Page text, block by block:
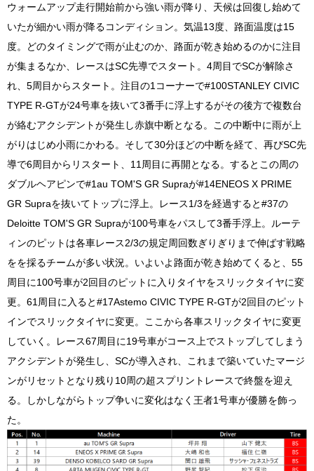
ウォームアップ走行開始前から強い雨が降り、天候は回復し始めて
いたが細かい雨が降るコンディション。気温13度、路面温度は15
度。どのタイミングで雨が止むのか、路面が乾き始めるのかに注目
が集まるなか、レースはSC先導でスタート。4周目でSCが解除さ
れ、5周目からスタート。注目の1コーナーで#100STANLEY CIVIC
TYPE R-GTが24号車を抜いて3番手に浮上するがその後方で複数台
が絡むアクシデントが発生し赤旗中断となる。この中断中に雨が上
がりはじめ小雨にかわる。そして30分ほどの中断を経て、再びSC先
導で6周目からリスタート、11周目に再開となる。するとこの周の
ダブルヘアピンで#1au TOM'S GR Supraが#14ENEOS X PRIME
GR Supraを抜いてトップに浮上。レース1/3を経過すると#37の
Deloitte TOM'S GR Supraが100号車をパスして3番手浮上。ルーテ
ィンのピットは各車レース2/3の規定周回数ぎりぎりまで伸ばす戦略
をを採るチームが多い状況。いよいよ路面が乾き始めてくると、55
周目に100号車が2回目のピットに入りタイヤをスリックタイヤに変
更。61周目に入ると#17Astemo CIVIC TYPE R-GTが2回目のピット
インでスリックタイヤに変更。ここから各車スリックタイヤに変更
していく。レース67周目に19号車がコース上でストップしてしまう
アクシデントが発生し、SCが導入され、これまで築いていたマージ
ンがリセットとなり残り10周の超スプリントレースで終盤を迎え
る。しかしながらトップ争いに変化はなく王者1号車が優勝を飾っ
た。